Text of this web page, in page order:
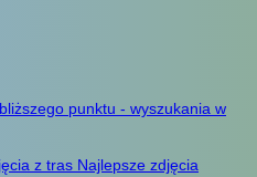
punktu - wyszukania w
z tras Najlepsze zdjęcia